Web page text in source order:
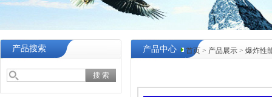
产品搜索 首页 > 产品展示 > 爆炸性
产品中心